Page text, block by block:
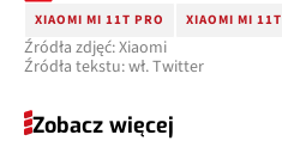
XIAOMI MI 11T PRO XIAOMI MI 11T
Źródła zdjęć: Xiaomi
Źródła tekstu: wł. Twitter
Zobacz więcej